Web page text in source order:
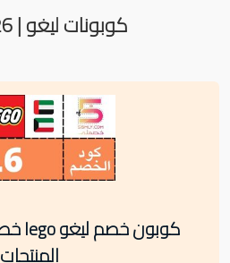
كوبونات ليغو | lego 2026
المنتجات